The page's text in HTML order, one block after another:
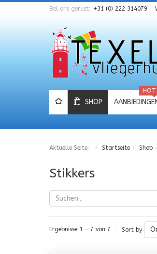
Bel ons gerust:: +31 (0) 222 314079
SHOP
HOT
Aktuelle Seite: Startseite Shop
Stikkers
Ergebnisse 1 – 7 von 7 Sort by